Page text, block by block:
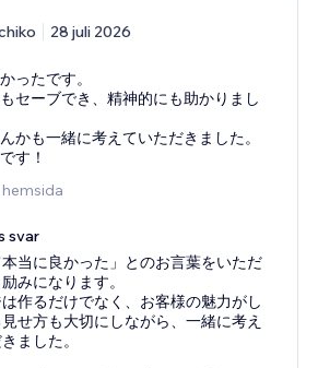
28 juli 2026
ったです。
セーブでき、精神的にも助かりまし
かも一緒に考えていただきました。
す！
svar
本当に良かった」とのお言葉をいただ
みになります。
作るだけでなく、お客様の魅力がし
せ方も大切にしながら、一緒に考え
ました。